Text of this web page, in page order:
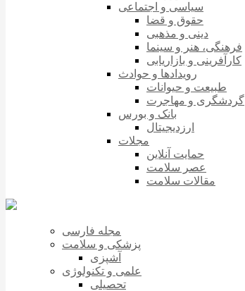
سیاسی و اجتماعی
حقوق و قضا
دینی و مذهبی
فرهنگی، هنر و سینما
کارآفرینی و بازاریابی
رویدادها و حوادث
طبیعت و حیوانات
گردشگری و مهاجرت
بانک و بورس
ارزدیجیتال
مجلات
حمایت آنلاین
عصر سلامت
مقالات سلامت
مجله فارسی
پزشکی و سلامت
آشپزی
علمی و تکنولوژی
تحصیلی